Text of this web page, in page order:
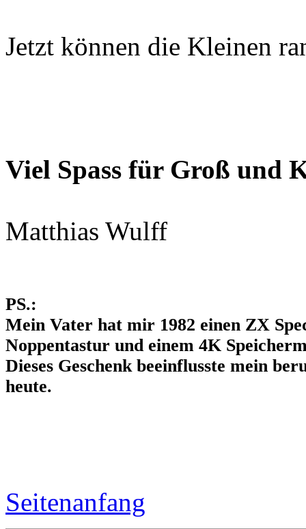
Jetzt können die Kleinen
Viel Spass für Groß und
Matthias Wulff
PS.:
Mein Vater hat mir 1982 einen ZX
Noppentastur und einem 4K
Dieses Geschenk beeinflusste mein
heute.
Seitenanfang